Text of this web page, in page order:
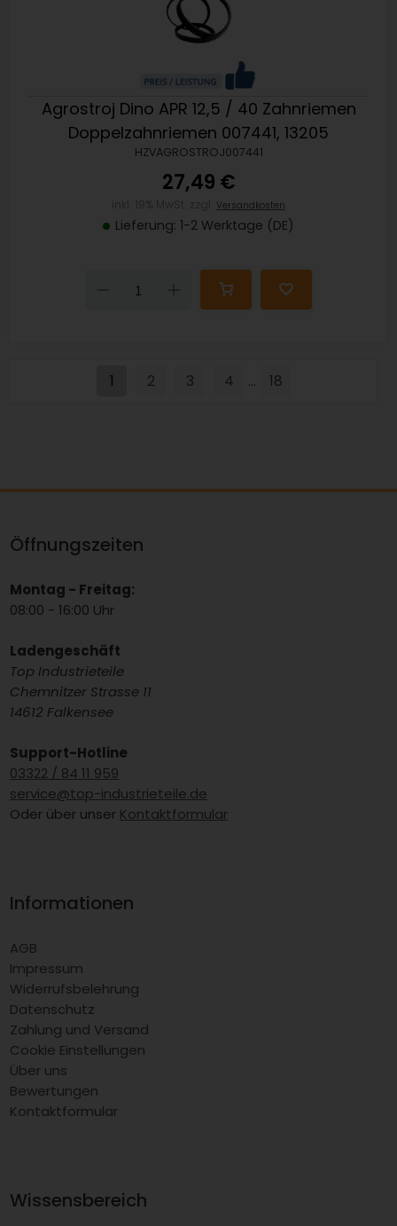
Agrostroj Dino APR 12,5 / 40 Zahnriemen
Doppelzahnriemen 007441, 13205
HZVAGROSTROJ007441
27,49 €
Versandkosten
Lieferung: 1-2 Werktage (DE)
Down
1 2 3 4 ... 18
Öffnungszeiten
Montag - Freitag:
08:00 - 16:00 Uhr
Ladengeschäft
Top Industrieteile
Chemnitzer Strasse 11
14612 Falkensee
Support-Hotline
03322 / 84 11 959
service@top-industrieteile.de
Oder über unser Kontaktformular
Informationen
AGB
Impressum
Widerrufsbelehrung
Datenschutz
Zahlung und Versand
Cookie Einstellungen
Über uns
Bewertungen
Kontaktformular
Wissensbereich